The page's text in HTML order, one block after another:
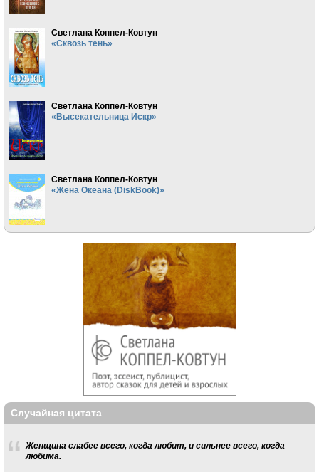
Светлана Коппел-Ковтун
«Сквозь тень»
Светлана Коппел-Ковтун
«Высекательница Искр»
Светлана Коппел-Ковтун
«Жена Океана (DiskBook)»
Случайная цитата
Женщина слабее всего, когда любит, и сильнее всего, когда
любима.